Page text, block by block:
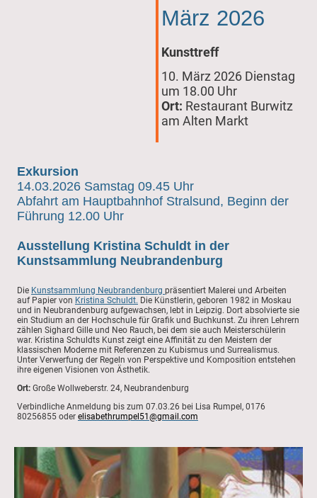
März 2026
Kunsttreff
10. März 2026 Dienstag
um 18.00 Uhr
Ort: Restaurant Burwitz
am Alten Markt
Exkursion
14.03.2026 Samstag 09.45 Uhr
Abfahrt am Hauptbahnhof Stralsund, Beginn der
Führung 12.00 Uhr
Ausstellung Kristina Schuldt in der
Kunstsammlung Neubrandenburg
Die Kunstsammlung Neubrandenburg präsentiert Malerei und Arbeiten
auf Papier von Kristina Schuldt. Die Künstlerin, geboren 1982 in Moskau
und in Neubrandenburg aufgewachsen, lebt in Leipzig. Dort absolvierte sie
ein Studium an der Hochschule für Grafik und Buchkunst. Zu ihren Lehrern
zählen Sighard Gille und Neo Rauch, bei dem sie auch Meisterschülerin
war. Kristina Schuldts Kunst zeigt eine Affinität zu den Meistern der
klassischen Moderne mit Referenzen zu Kubismus und Surrealismus.
Unter Verwerfung der Regeln von Perspektive und Komposition entstehen
ihre eigenen Visionen von Ästhetik.
Ort: Große Wollweberstr. 24, Neubrandenburg
Verbindliche Anmeldung bis zum 07.03.26 bei Lisa Rumpel, 0176
80256855 oder elisabethrumpel51@gmail.com